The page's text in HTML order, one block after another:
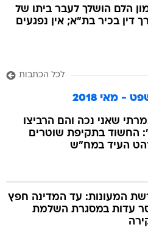
הלם הושלך לעבר ביתו של
דין בכיר בת"א; אין נפגעים
לכל הכתבות
- מאי 2018
שאני נכה והם הרביצו
החשוד בתקיפת שוטרים
העיד במח"ש
המעונות: עד המדינה חפץ
עדות במסגרת השלמת